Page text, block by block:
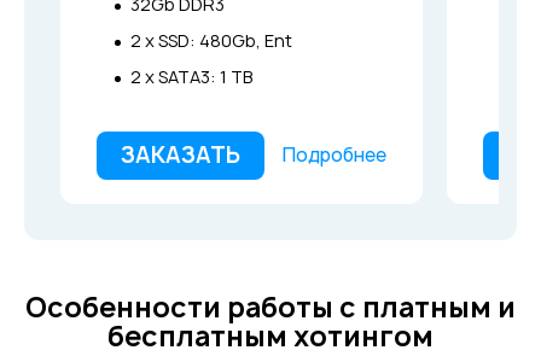
2 x SSD: 480Gb, Ent
2 x SATA3: 1 TB
ЗАКАЗАТЬ Подробнее
Особенности работы с платным и
бесплатным хотингом